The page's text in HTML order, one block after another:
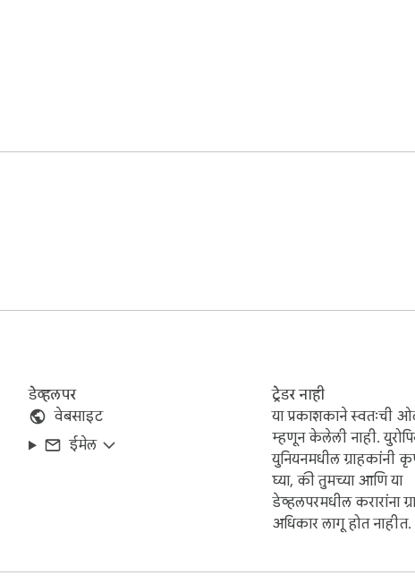
Fish Love Hyper Casual Game extension does not contain
डेव्हलपर
वेबसाइट
ईमेल
ट्रेडर नाही
या प्रकाशकाने स्वतःची
म्हणून केलेली नाही.
युनियनमधील ग्राहकांनी
घ्या, की तुमच्या आणि या
डेव्हलपरमधील करारांना
अधिकार लागू होत नाहीत.